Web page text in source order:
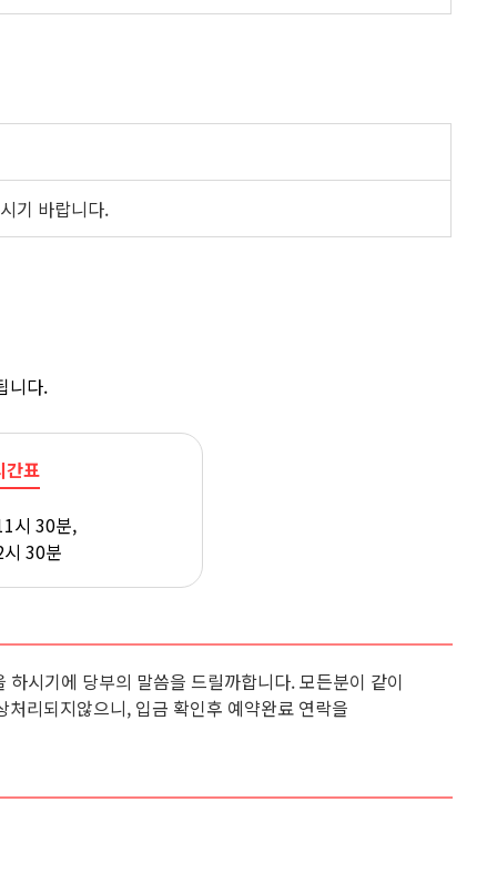
기 바랍니다.
니다.
간표
시 30분,
30분
시기에 당부의 말씀을 드릴까합니다. 모든분이 같이
리되지않으니, 입금 확인후 예약완료 연락을